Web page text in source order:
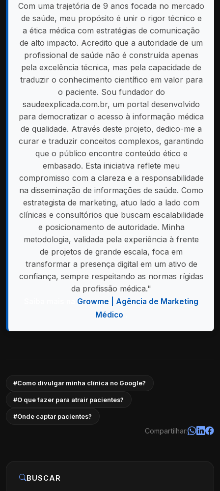
Com uma trajetória de 9 anos focada no mercado
de saúde, meu propósito é unir o rigor técnico e
a ética médica com estratégias de comunicação
de alto impacto. Acredito que a autoridade de um
profissional de saúde não é construída apenas
pela excelência técnica, mas pela capacidade de
traduzir o conhecimento científico em valor para
o paciente. Sou fundador do
saudeexplicada.com.br, um portal desenvolvido
para democratizar o acesso à informação médica
de qualidade. Através deste projeto, dedico-me a
curar e traduzir conceitos complexos, garantindo
que o público encontre conteúdo ético e
embasado. Esta iniciativa reflete meu
compromisso com a clareza e a responsabilidade
na disseminação de informações de saúde. Como
estrategista de marketing, atuo lado a lado com
clínicas e consultórios que buscam escalabilidade
e posicionamento de autoridade. Minha
metodologia, validada pela experiência à frente
de projetos de grande escala, foca em
transformar a presença digital em um ativo de
confiança, sempre respeitando as normas rígidas
da profissão médica."
Growme | Agência de Marketing
Médico
#Como divulgar minha clínica no Google?
#O que fazer para atrair pacientes?
#Onde captar pacientes?
Compartilhar:
BUSCAR